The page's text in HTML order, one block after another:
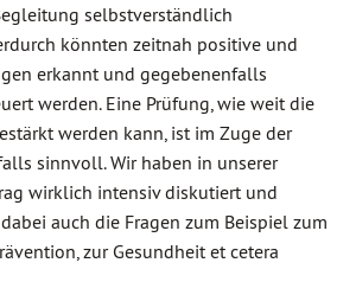
selbstverständlich
könnten zeitnah positive und
erkannt und gegebenenfalls
werden. Eine Prüfung, wie weit die
werden kann, ist im Zuge der
sinnvoll. Wir haben in unserer
wirklich intensiv diskutiert und
auch die Fragen zum Beispiel zum
zur Gesundheit et cetera